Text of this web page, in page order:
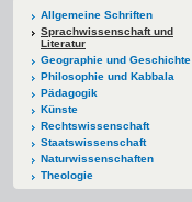
Allgemeine Schriften
Sprachwissenschaft und
Literatur
Geographie und Geschichte
Philosophie und Kabbala
Pädagogik
Künste
Rechtswissenschaft
Staatswissenschaft
Naturwissenschaften
Theologie